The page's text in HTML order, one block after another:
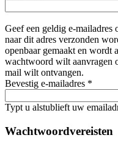
Geef een geldig e-mailadres
naar dit adres verzonden
openbaar gemaakt en wordt
wachtwoord wilt aanvragen
mail wilt ontvangen.
Bevestig e-mailadres *
Typt u alstublieft uw
Wachtwoordvereisten